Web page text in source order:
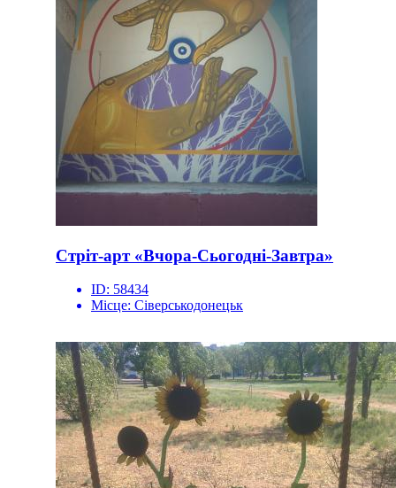
Стріт-арт «Вчора-Сьогодні-Завтра»
ID: 58434
Місце: Сіверськодонецьк